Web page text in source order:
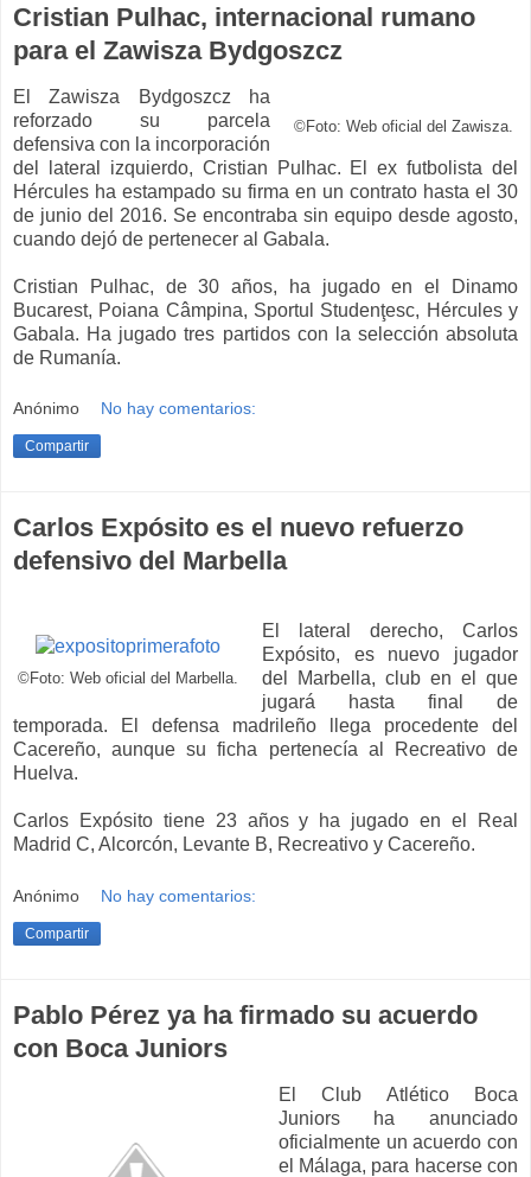
Cristian Pulhac, internacional rumano
para el Zawisza Bydgoszcz
©Foto: Web oficial del Zawisza.
El Zawisza Bydgoszcz ha
reforzado su parcela
defensiva con la incorporación
del lateral izquierdo, Cristian Pulhac. El ex futbolista del
Hércules ha estampado su firma en un contrato hasta el 30
de junio del 2016. Se encontraba sin equipo desde agosto,
cuando dejó de pertenecer al Gabala.
Cristian Pulhac, de 30 años, ha jugado en el Dinamo
Bucarest, Poiana Câmpina, Sportul Studenţesc, Hércules y
Gabala. Ha jugado tres partidos con la selección absoluta
de Rumanía.
Anónimo No hay comentarios:
Compartir
Carlos Expósito es el nuevo refuerzo
defensivo del Marbella
©Foto: Web oficial del Marbella.
El lateral derecho, Carlos
Expósito, es nuevo jugador
del Marbella, club en el que
jugará hasta final de
temporada. El defensa madrileño llega procedente del
Cacereño, aunque su ficha pertenecía al Recreativo de
Huelva.
Carlos Expósito tiene 23 años y ha jugado en el Real
Madrid C, Alcorcón, Levante B, Recreativo y Cacereño.
Anónimo No hay comentarios:
Compartir
Pablo Pérez ya ha firmado su acuerdo
con Boca Juniors
El Club Atlético Boca
Juniors ha anunciado
oficialmente un acuerdo con
el Málaga, para hacerse con